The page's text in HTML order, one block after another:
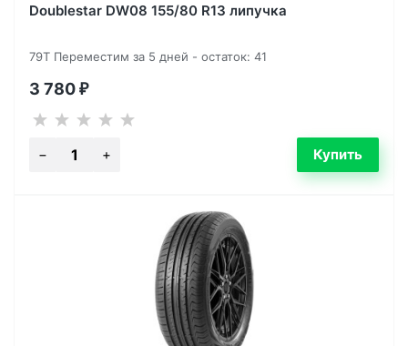
Doublestar DW08 155/80 R13 липучка
79T Переместим за 5 дней - остаток: 41
3 780 ₽